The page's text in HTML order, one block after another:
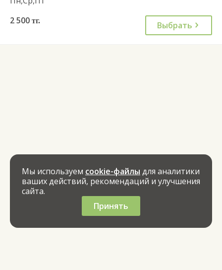
2 500 тг. Выбрать
Мы используем cookie-файлы для аналитики
ваших действий, рекомендаций и улучшения
сайта.
Принять